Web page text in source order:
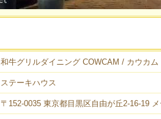
和牛グリルダイニング COWCAM / カウ
ステーキハウス
〒152-0035 東京都目黒区自由が丘2-16-19